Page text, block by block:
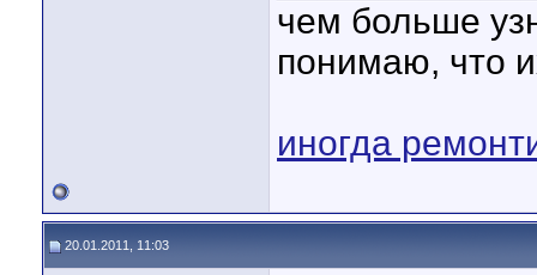
чем больше
понимаю, что
иногда
20.01.2011, 11:03